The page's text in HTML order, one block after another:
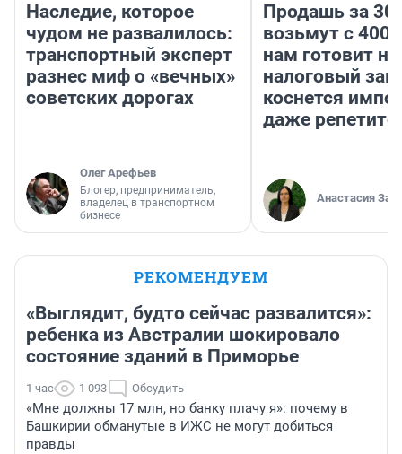
Наследие, которое
чудом не развалилось:
транспортный эксперт
разнес миф о «вечных»
советских дорогах
Олег Арефьев
Блогер, предприниматель,
владелец в транспортном
бизнесе
Продашь за
возьмут с
нам готовит
налоговый
коснется
даже
Анастасия
РЕКОМЕНДУЕМ
«Выглядит, будто сейчас развалится»:
ребенка из Австралии шокировало
состояние зданий в Приморье
1 час 1 093 Обсудить
«Мне должны 17 млн, но банку плачу я»: почему в
Башкирии обманутые в ИЖС не могут добиться
правды